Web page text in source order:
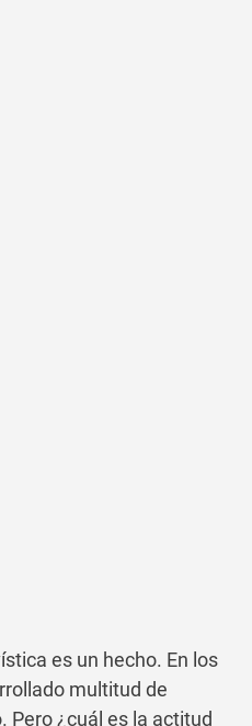
es un hecho. En los
multitud de
Pero ¿cuál es la actitud